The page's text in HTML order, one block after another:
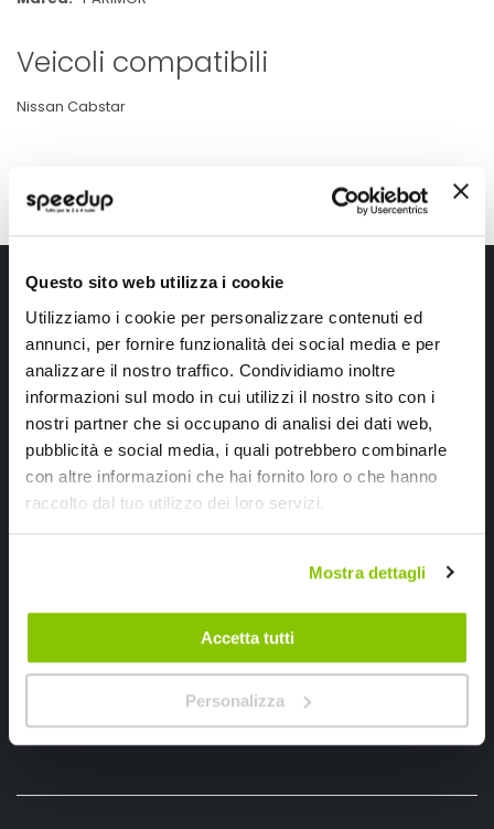
Questo sito web utilizza i cookie
Utilizziamo i cookie per personalizzare contenuti ed
annunci, per fornire funzionalità dei social media e per
analizzare il nostro traffico. Condividiamo inoltre
informazioni sul modo in cui utilizzi il nostro sito con i
nostri partner che si occupano di analisi dei dati web,
pubblicità e social media, i quali potrebbero combinarle
con altre informazioni che hai fornito loro o che hanno
raccolto dal tuo utilizzo dei loro servizi.
Mostra dettagli
Accetta tutti
Personalizza
Veicoli compatibili
Nissan Cabstar
Iscriviti alla newsletter Speedup
Ricevi subito uno sconto del 10% per il tuo primo acquisto online!
Ho letto e accettato il documento privacy policy
Segui SPEEDUP.IT